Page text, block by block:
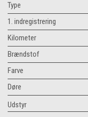
Type
1. indregistrering
Kilometer
Brændstof
Farve
Døre
Udstyr